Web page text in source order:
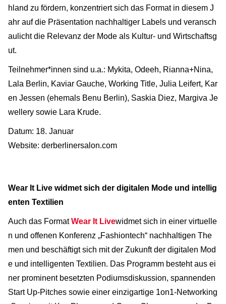
hland zu fördern, konzentriert sich das Format in diesem J
ahr auf die Präsentation nachhaltiger Labels und veransch
aulicht die Relevanz der Mode als Kultur- und Wirtschaftsg
ut.
Teilnehmer*innen sind u.a.: Mykita, Odeeh, Rianna+Nina,
Lala Berlin, Kaviar Gauche, Working Title, Julia Leifert, Kar
en Jessen (ehemals Benu Berlin), Saskia Diez, Margiva Je
wellery sowie Lara Krude.
Datum: 18. Januar
Website: derberlinersalon.com
Wear It Live widmet sich der digitalen Mode und intellig
enten Textilien
Auch das FormatWear It Livewidmet sich in einer virtuelle
n und offenen Konferenz „Fashiontech“ nachhaltigen The
men und beschäftigt sich mit der Zukunft der digitalen Mod
e und intelligenten Textilien. Das Programm besteht aus ei
ner prominent besetzten Podiumsdiskussion, spannenden
Start Up-Pitches sowie einer einzigartige 1on1-Networking